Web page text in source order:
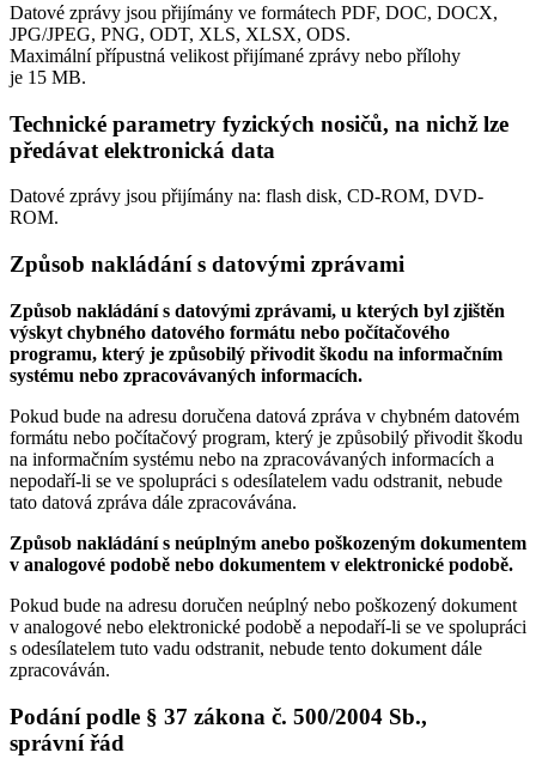
Datové zprávy jsou přijímány ve formátech PDF, DOC, DOCX,
JPG/JPEG, PNG, ODT, XLS, XLSX, ODS.
Maximální přípustná velikost přijímané zprávy nebo přílohy
je 15 MB.
Technické parametry fyzických nosičů, na nichž lze
předávat elektronická data
Datové zprávy jsou přijímány na: flash disk, CD-ROM, DVD-
ROM.
Způsob nakládání s datovými zprávami
Způsob nakládání s datovými zprávami, u kterých byl zjištěn
výskyt chybného datového formátu nebo počítačového
programu, který je způsobilý přivodit škodu na informačním
systému nebo zpracovávaných informacích.
Pokud bude na adresu doručena datová zpráva v chybném datovém
formátu nebo počítačový program, který je způsobilý přivodit škodu
na informačním systému nebo na zpracovávaných informacích a
nepodaří-li se ve spolupráci s odesílatelem vadu odstranit, nebude
tato datová zpráva dále zpracovávána.
Způsob nakládání s neúplným anebo poškozeným dokumentem
v analogové podobě nebo dokumentem v elektronické podobě.
Pokud bude na adresu doručen neúplný nebo poškozený dokument
v analogové nebo elektronické podobě a nepodaří-li se ve spolupráci
s odesílatelem tuto vadu odstranit, nebude tento dokument dále
zpracováván.
Podání podle § 37 zákona č. 500/2004 Sb.,
správní řád